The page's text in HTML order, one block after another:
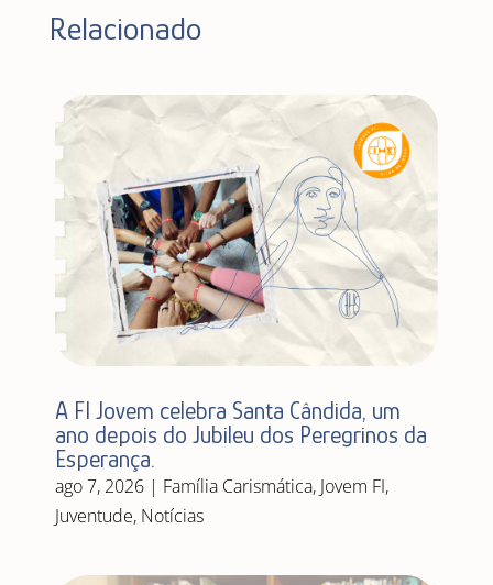
Relacionado
A FI Jovem celebra Santa Cândida, um
ano depois do Jubileu dos Peregrinos da
Esperança.
ago 7, 2026| Família Carismática, Jovem FI,
Juventude, Notícias